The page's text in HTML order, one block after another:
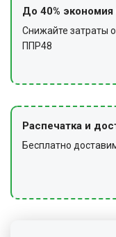
До 40%
Снижайте затраты
ППР48
Распечатка и
Бесплатно